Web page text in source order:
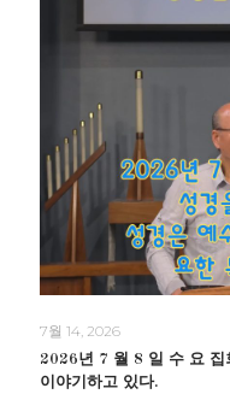
7월 14, 2026
2026년 7 월 8 일 수 요 집
이야기하고 있다.